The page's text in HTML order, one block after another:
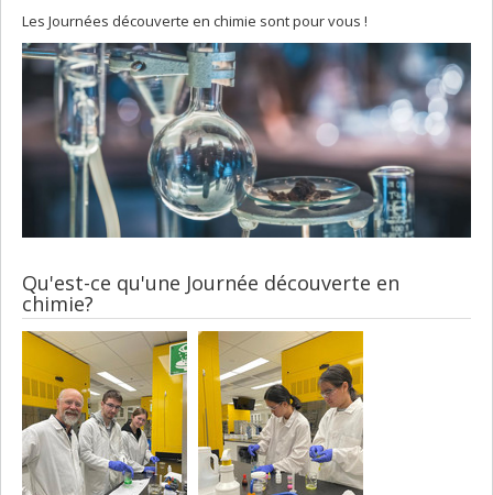
Les Journées découverte en chimie sont pour vous !
Qu'est-ce qu'une Journée découverte en
chimie?